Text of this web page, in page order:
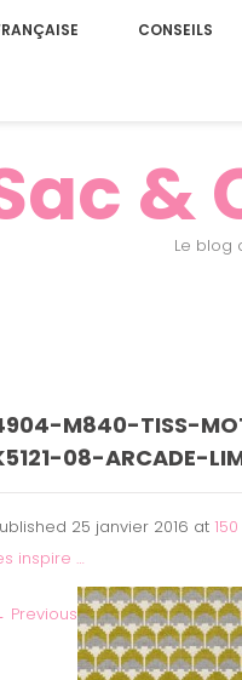
CONSEILS
&
Le blog
M840-TISS-
08-ARCADE-
25 janvier 2016 at
inspire …
Previous